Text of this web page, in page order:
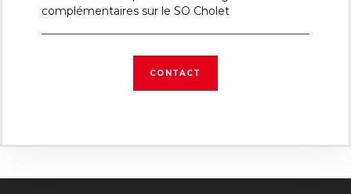
complémentaires sur le SO Cholet
CONTACT